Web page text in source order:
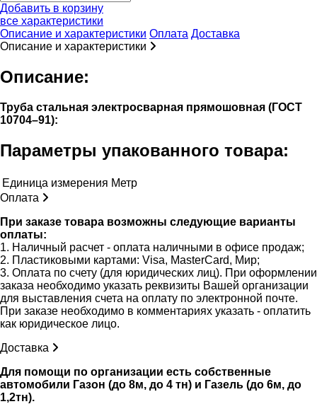
Добавить в корзину
все характеристики
Описание и характеристики Оплата Доставка
Описание и характеристики
Описание:
Труба стальная электросварная прямошовная (ГОСТ
10704–91):
Параметры упакованного товара:
Единица измерения Метр
Оплата
При заказе товара возможны следующие варианты
оплаты:
1. Наличный расчет - оплата наличными в офисе продаж;
2. Пластиковыми картами: Visa, MasterCard, Мир;
3. Оплата по счету (для юридических лиц). При оформлении
заказа необходимо указать реквизиты Вашей организации
для выставления счета на оплату по электронной почте.
При заказе необходимо в комментариях указать - оплатить
как юридическое лицо.
Доставка
Для помощи по организации есть собственные
автомобили Газон (до 8м, до 4 тн) и Газель (до 6м, до
1,2тн).